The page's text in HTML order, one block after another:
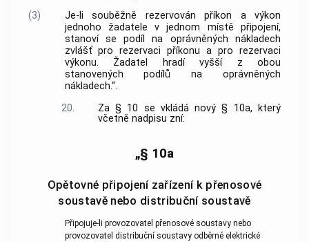
(3)
Je-li souběžně rezervován příkon a výkon
jednoho žadatele v jednom místě připojení,
stanoví se podíl na oprávněných nákladech
zvlášť pro rezervaci příkonu a pro rezervaci
výkonu. Žadatel hradí vyšší z obou
stanovených podílů na oprávněných
nákladech.“.
20.
Za § 10 se vkládá nový § 10a, který
včetně nadpisu zní:
„§ 10a
Opětovné připojení zařízení k přenosové
soustavě nebo distribuční soustavě
Připojuje-li provozovatel přenosové soustavy nebo
provozovatel distribuční soustavy odběrné elektrické